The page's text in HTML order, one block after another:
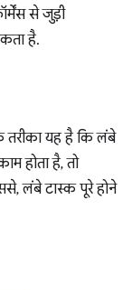
से जुड़ी
है.
तरीका यह है कि लंबे
होता है, तो
लंबे टास्क पूरे होने